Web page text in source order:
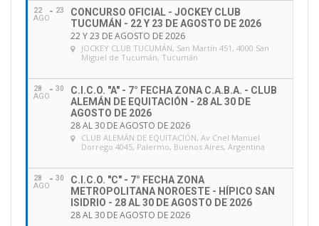
22
AGO
23
CONCURSO OFICIAL - JOCKEY CLUB
TUCUMÁN - 22 Y 23 DE AGOSTO DE 2026
22 Y 23 DE AGOSTO DE 2026
JOCKEY CLUB TUCUMÁN, San Martín 451, 4000 San
Miguel de Tucumán, Tucumán
28
AGO
30
C.I.C.O. "A" - 7° FECHA ZONA C.A.B.A. - CLUB
ALEMÁN DE EQUITACIÓN - 28 AL 30 DE
AGOSTO DE 2026
28 AL 30 DE AGOSTO DE 2026
CLUB ALEMÁN DE EQUITACIÓN, Av Cnel Manuel
Dorrego 4045, Palermo, Buenos Aires, Argentina
28
AGO
30
C.I.C.O. "C" - 7° FECHA ZONA
METROPOLITANA NOROESTE - HÍPICO SAN
ISIDRIO - 28 AL 30 DE AGOSTO DE 2026
28 AL 30 DE AGOSTO DE 2026